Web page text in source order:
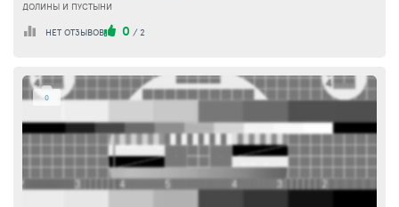
ДОЛИНЫ И ПУСТЫНИ
НЕТ ОТЗЫВОВ 0 / 2
0